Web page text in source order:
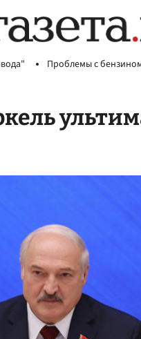
Проблемы с